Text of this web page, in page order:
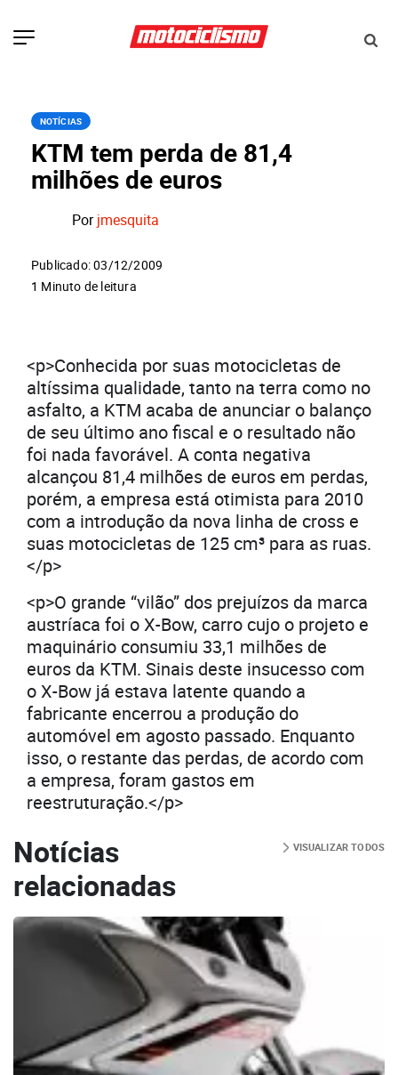
NOTÍCIAS
KTM tem perda de 81,4
milhões de euros
Porjmesquita
Publicado: 03/12/2009
1 Minuto de leitura
<p>Conhecida por suas motocicletas de
altíssima qualidade, tanto na terra como no
asfalto, a KTM acaba de anunciar o balanço
de seu último ano fiscal e o resultado não
foi nada favorável. A conta negativa
alcançou 81,4 milhões de euros em perdas,
porém, a empresa está otimista para 2010
com a introdução da nova linha de cross e
suas motocicletas de 125 cm³ para as ruas.
</p>
<p>O grande “vilão” dos prejuízos da marca
austríaca foi o X-Bow, carro cujo o projeto e
maquinário consumiu 33,1 milhões de
euros da KTM. Sinais deste insucesso com
o X-Bow já estava latente quando a
fabricante encerrou a produção do
automóvel em agosto passado. Enquanto
isso, o restante das perdas, de acordo com
a empresa, foram gastos em
reestruturação.</p>
Notícias
relacionadas
VISUALIZAR TODOS